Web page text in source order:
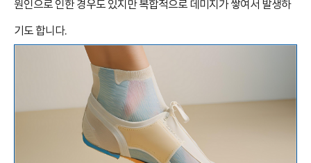
원인으로 인한 경우도 있지만 복합적으로 데미지가 쌓여서 발생하
기도 합니다.